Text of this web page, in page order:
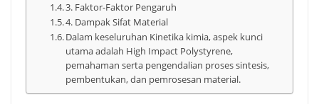
3. Faktor-Faktor Pengaruh
4. Dampak Sifat Material
Dalam keseluruhan Kinetika kimia, aspek kunci
utama adalah High Impact Polystyrene,
pemahaman serta pengendalian proses sintesis,
pembentukan, dan pemrosesan material.